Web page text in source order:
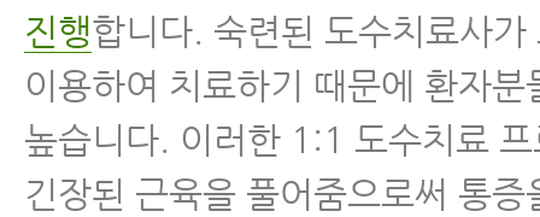
진행합니다. 숙련된 도수치료사가
이용하여 치료하기 때문에 환자분
높습니다. 이러한 1:1 도수치료
긴장된 근육을 풀어줌으로써 통증